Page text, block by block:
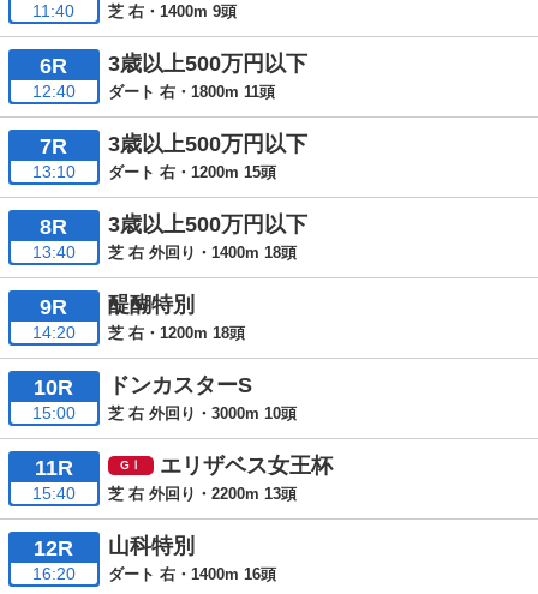
11:40 芝 右・1400m 9頭
6R
12:40
3歳以上500万円以下
ダート 右・1800m 11頭
7R
13:10
3歳以上500万円以下
ダート 右・1200m 15頭
8R
13:40
3歳以上500万円以下
芝 右 外回り・1400m 18頭
9R
14:20
醍醐特別
芝 右・1200m 18頭
10R
15:00
ドンカスターS
芝 右 外回り・3000m 10頭
11R
15:40
エリザベス女王杯
芝 右 外回り・2200m 13頭
12R
16:20
山科特別
ダート 右・1400m 16頭